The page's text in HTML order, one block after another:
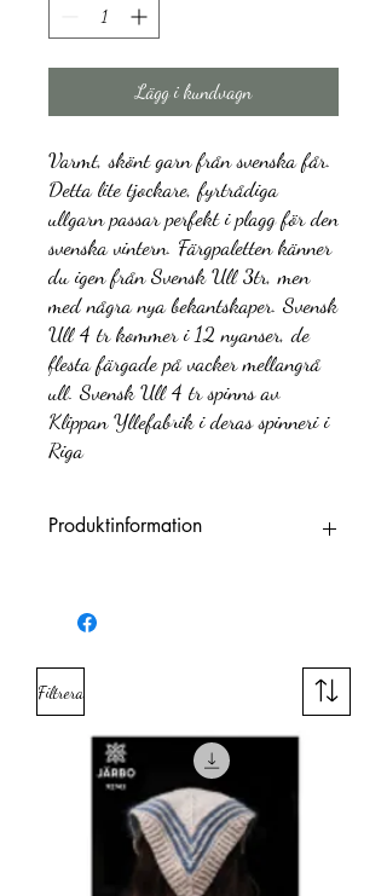
Lägg i kundvagn
Varmt, skönt garn från svenska får.
Detta lite tjockare, fyrtrådiga
ullgarn passar perfekt i plagg för den
svenska vintern. Färgpaletten känner
du igen från Svensk Ull 3tr, men
med några nya bekantskaper. Svensk
Ull 4 tr kommer i 12 nyanser, de
flesta färgade på vacker mellangrå
ull. Svensk Ull 4 tr spinns av
Klippan Yllefabrik i deras spinneri i
Riga
Produktinformation
Garnkvalitet
´(fibrer)
Garnviktsgrupp Worsted / Aran
Meter per 100
135 m
Filtrera